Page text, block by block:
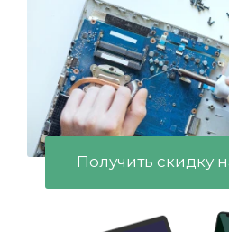
Получить скидку